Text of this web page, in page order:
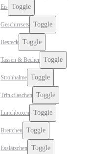
Eis Toggle
Geschirrsets Toggle
Besteck Toggle
Tassen & Becher Toggle
Strohhalme Toggle
Trinkflaschen Toggle
Lunchboxen Toggle
Brettchen Toggle
Esslätzchen Toggle